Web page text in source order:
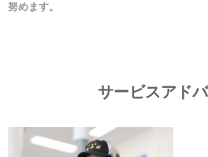
努めます。
サービスアド